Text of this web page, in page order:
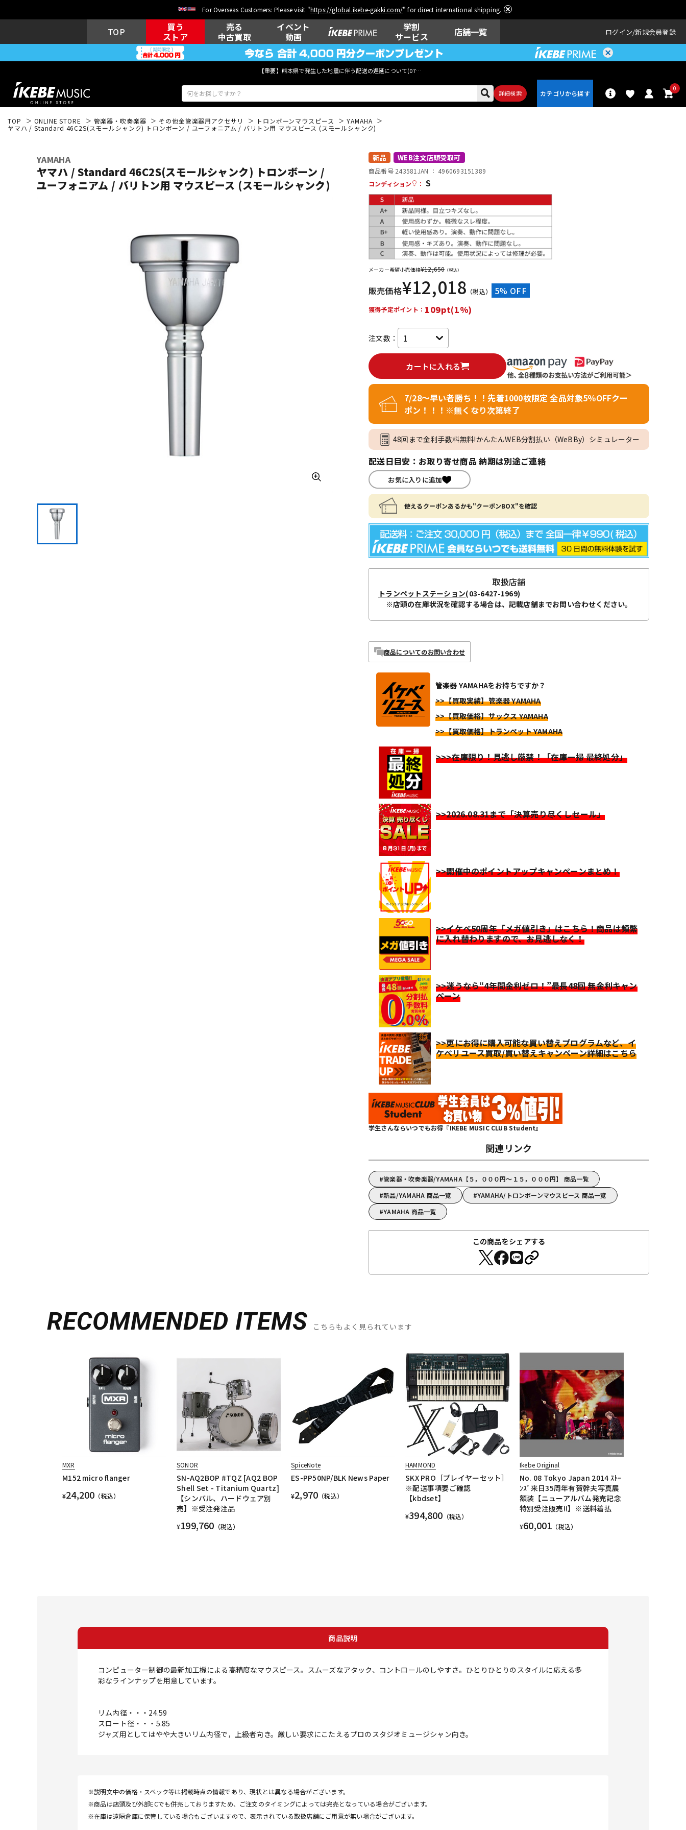
For Overseas Customers: Please visit "https://global.ikebe-gakki.com/" for direct international shipping.
TOP
買う
ストア
売る
中古買取
イベント
動画
学割
サービス
店舗一覧 ログイン 新規会員登録
【重要】熊本県で発生した地震に伴う配送の遅延について(07月29日
詳細検索
0
キーボード 電子ピアノ 管楽器 その他楽器 アンプ
DTM レコーディン
グ機器
配信/ライブ
機器
ヴィンテージ
TOP ONLINE STORE 管楽器・吹奏楽器 その他金管楽器用アクセサリ トロンボーンマウスピース
YAMAHA
ヤマハ / Standard 46C2S(スモールシャンク) トロンボーン / ユーフォニアム / バリトン用 マウスピース (スモールシャンク)
YAMAHA
ヤマハ / Standard 46C2S(スモールシャンク) トロンボーン /
ユーフォニアム / バリトン用 マウスピース (スモールシャンク)
新品 WEB注文店頭受取可
商品番号 243581 JAN ： 4960693151389
コンディション
： S
メーカー希望小売価格¥12,650 （税込）
販売価格¥12,018 （税込） 5% OFF
獲得予定ポイント： 109pt(1%)
注文数：
カートに入れる
7/28～早い者勝ち！！先着1000枚限定 全品対象5％OFFクー
ポン！！！※無くなり次第終了
48回まで金利手数料無料!かんたんWEB分割払い（WeBBy）シミュレーター
配送日目安：お取り寄せ商品 納期は別途ご連絡
お気に入りに追加
使えるクーポンあるかも"クーポンBOX"を確認
取扱店舗
トランペットステーション(03-6427-1969)
※店頭の在庫状況を確認する場合は、記載店舗までお問い合わせください。
商品についてのお問い合わせ
管楽器 YAMAHAをお持ちですか？
>>【買取実績】管楽器 YAMAHA
>>【買取価格】サックス YAMAHA
>>【買取価格】トランペット YAMAHA
>>>在庫限り！見逃し厳禁！「在庫一掃 最終処分」
>>2026.08.31まで「決算売り尽くしセール」
>>開催中のポイントアップキャンペーンまとめ！
>>イケベ50周年「メガ値引き」はこちら！商品は頻繁
に入れ替わりますので、お見逃しなく！
>>迷うなら“4年間金利ゼロ！”最長48回 無金利キャン
ペーン
>>更にお得に購入可能な買い替えプログラムなど、イ
ケベリユース買取/買い替えキャンペーン詳細はこちら
学生さんならいつでもお得『IKEBE MUSIC CLUB Student』
関連リンク
管楽器・吹奏楽器/YAMAHA【５，０００円～１５，０００円】 商品一覧
新品/YAMAHA 商品一覧
YAMAHA/トロンボーンマウスピース 商品一覧
YAMAHA 商品一覧
この商品をシェアする
RECOMMENDED ITEMS こちらもよく見られています
MXR
M152 micro flanger
¥24,200 （税込）
SONOR
SN-AQ2BOP #TQZ [AQ2 BOP
Shell Set - Titanium Quartz]
【シンバル、ハードウェア別
売】※受注発注品
¥199,760 （税込）
SpiceNote
ES-PP50NP/BLK News Paper
¥2,970 （税込）
HAMMOND
SKX PRO［プレイヤーセット］
※配送事項要ご確認
【kbdset】
¥394,800 （税込）
Ikebe Original
No. 08 Tokyo Japan 2014 ｽﾄｰ
ﾝｽﾞ来日35周年有賀幹夫写真展
額装【ニューアルバム発売記念
特別受注販売!!】※送料着払
¥60,001 （税込）
商品説明
コンピューター制御の最新加工機による高精度なマウスピース。スムーズなアタック、コントロールのしやすさ。ひとりひとりのスタイルに応える多
彩なラインナップを用意しています。
リム内径・・・24.59
スロート径・・・5.85
ジャズ用としてはやや大きいリム内径で，上級者向き。厳しい要求にこたえるプロのスタジオミュージシャン向き。
※説明文中の価格・スペック等は掲載時点の情報であり、現状とは異なる場合がございます。
※商品は店頭及び外部ECでも併売しておりますため、ご注文のタイミングによっては完売となっている場合がございます。
※在庫は遠隔倉庫に保管している場合もございますので、表示されている取扱店舗にご用意が無い場合がございます。